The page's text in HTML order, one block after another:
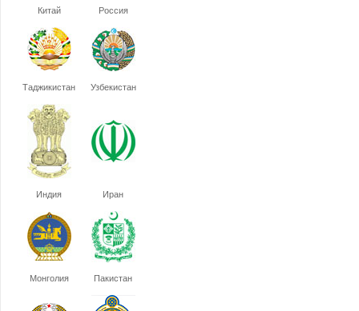
Китай Россия
Таджикистан Узбекистан
Индия Иран
Монголия Пакистан